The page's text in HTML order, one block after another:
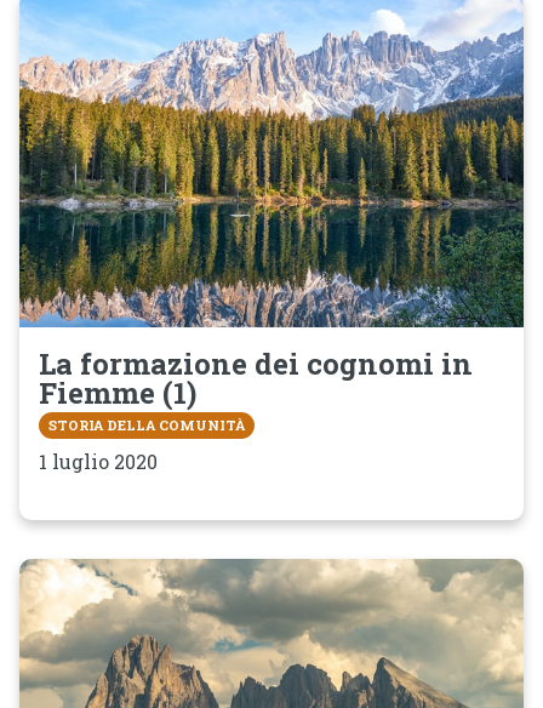
La formazione dei cognomi in
Fiemme (1)
STORIA DELLA COMUNITÀ
1 luglio 2020